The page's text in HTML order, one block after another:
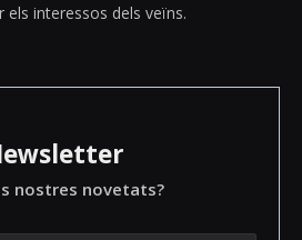
interessos dels veïns.
nostres novetats?